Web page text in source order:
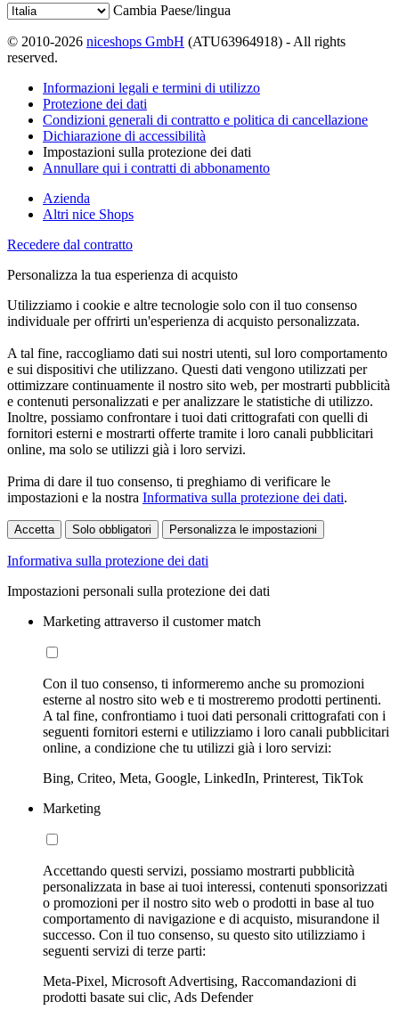
Cambia Paese/lingua
© 2010-2026 niceshops GmbH (ATU63964918) - All rights
reserved.
Informazioni legali e termini di utilizzo
Protezione dei dati
Condizioni generali di contratto e politica di cancellazione
Dichiarazione di accessibilità
Impostazioni sulla protezione dei dati
Annullare qui i contratti di abbonamento
Azienda
Altri nice Shops
Recedere dal contratto
Personalizza la tua esperienza di acquisto
Utilizziamo i cookie e altre tecnologie solo con il tuo consenso
individuale per offrirti un'esperienza di acquisto personalizzata.
A tal fine, raccogliamo dati sui nostri utenti, sul loro comportamento
e sui dispositivi che utilizzano. Questi dati vengono utilizzati per
ottimizzare continuamente il nostro sito web, per mostrarti pubblicità
e contenuti personalizzati e per analizzare le statistiche di utilizzo.
Inoltre, possiamo confrontare i tuoi dati crittografati con quelli di
fornitori esterni e mostrarti offerte tramite i loro canali pubblicitari
online, ma solo se utilizzi già i loro servizi.
Prima di dare il tuo consenso, ti preghiamo di verificare le
impostazioni e la nostra Informativa sulla protezione dei dati.
Accetta Solo obbligatori Personalizza le impostazioni
Informativa sulla protezione dei dati
Impostazioni personali sulla protezione dei dati
Marketing attraverso il customer match
Con il tuo consenso, ti informeremo anche su promozioni
esterne al nostro sito web e ti mostreremo prodotti pertinenti.
A tal fine, confrontiamo i tuoi dati personali crittografati con i
seguenti fornitori esterni e utilizziamo i loro canali pubblicitari
online, a condizione che tu utilizzi già i loro servizi:
Bing, Criteo, Meta, Google, LinkedIn, Printerest, TikTok
Marketing
Accettando questi servizi, possiamo mostrarti pubblicità
personalizzata in base ai tuoi interessi, contenuti sponsorizzati
o promozioni per il nostro sito web o prodotti in base al tuo
comportamento di navigazione e di acquisto, misurandone il
successo. Con il tuo consenso, su questo sito utilizziamo i
seguenti servizi di terze parti:
Meta-Pixel, Microsoft Advertising, Raccomandazioni di
prodotti basate sui clic, Ads Defender